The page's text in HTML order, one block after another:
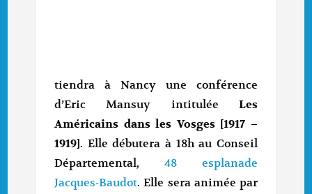
tiendra à Nancy une conférence
d’Eric Mansuy intitulée Les
Américains dans les Vosges [1917 –
1919]. Elle débutera à 18h au Conseil
Départemental, 48 esplanade
Jacques-Baudot. Elle sera animée par